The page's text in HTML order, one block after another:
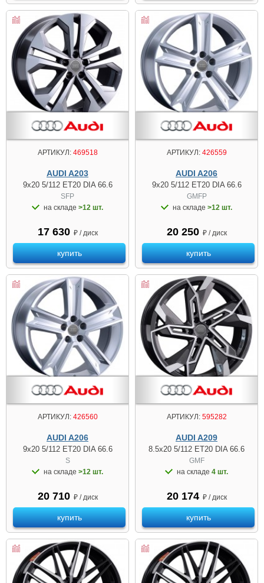
АРТИКУЛ:469518
AUDI A203
9x20 5/112 ET20 DIA 66.6
SFP
на складе >12 шт.
17 630 ₽ / диск
купить
АРТИКУЛ:426559
AUDI A206
9x20 5/112 ET20 DIA 66.6
GMFP
на складе >12 шт.
20 250 ₽ / диск
купить
АРТИКУЛ:426560
AUDI A206
9x20 5/112 ET20 DIA 66.6
S
на складе >12 шт.
20 710 ₽ / диск
купить
АРТИКУЛ:595282
AUDI A209
8.5x20 5/112 ET20 DIA 66.6
GMF
на складе 4 шт.
20 174 ₽ / диск
купить